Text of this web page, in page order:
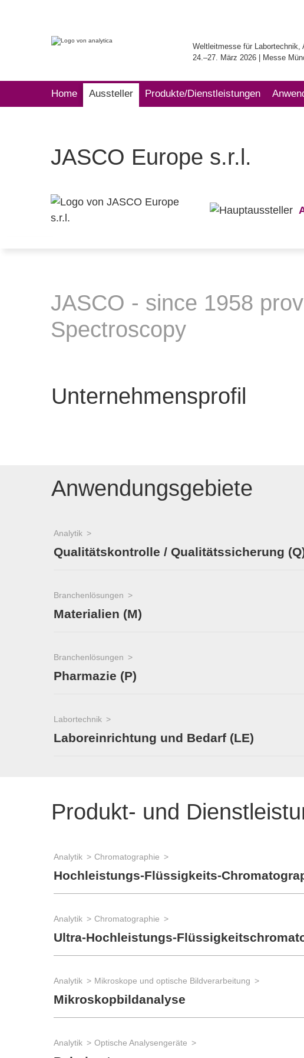
Weltleitmesse für
24.–27. März 2026 | Messe
Home Aussteller Produkte/Dienstleistungen
JASCO Europe s.r.l.
JASCO - since 1958
Spectroscopy
Unternehmensprofil
Anwendungsgebiete
Analytik
Qualitätskontrolle / Qualitätssicherung
Branchenlösungen
Materialien (M)
Branchenlösungen
Pharmazie (P)
Labortechnik
Laboreinrichtung und Bedarf (LE)
Produkt- und
Analytik Chromatographie
Hochleistungs-Flüssigkeits-
Analytik Chromatographie
Ultra-Hochleistungs-
Analytik Mikroskope und optische Bildverarbeitung
Mikroskopbildanalyse
Analytik Optische Analysengeräte